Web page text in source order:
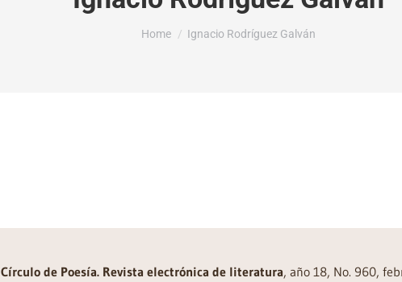
You are here:
Home Ignacio Rodríguez Galván
Círculo de Poesía. Revista electrónica de literatura, año 18, No. 960,